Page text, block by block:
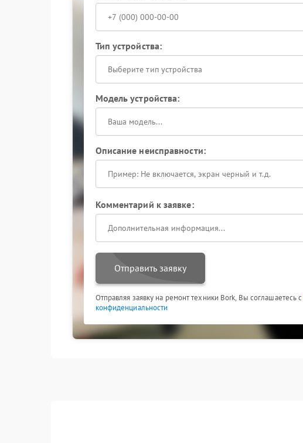
Тип устройства:
Выберите тип устройства
Модель устройства:
Описание неисправности:
Комментарий к заявке:
Отправить заявку
Отправляя заявку на ремонт техники Bork, Вы соглашаетесь с
конфиденциальности